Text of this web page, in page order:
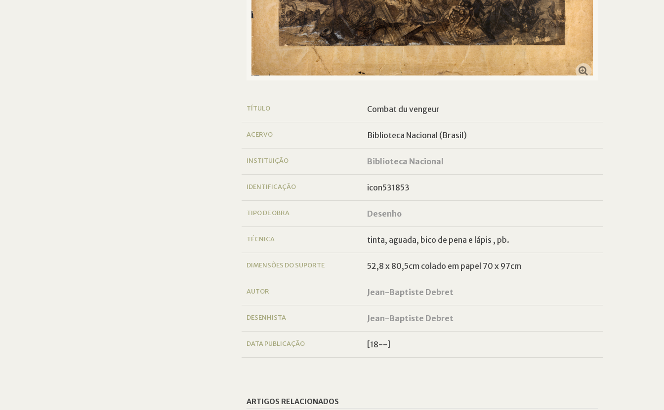
TÍTULO Combat du vengeur
ACERVO Biblioteca Nacional (Brasil)
INSTITUIÇÃO Biblioteca Nacional
IDENTIFICAÇÃO icon531853
TIPO DE OBRA Desenho
TÉCNICA tinta, aguada, bico de pena e lápis , pb.
DIMENSÕES DO SUPORTE 52,8 x 80,5cm colado em papel 70 x 97cm
AUTOR Jean-Baptiste Debret
DESENHISTA Jean-Baptiste Debret
DATA PUBLICAÇÃO [18--]
ARTIGOS RELACIONADOS